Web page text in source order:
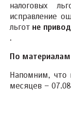
налоговых
исправление
льгот не
.
По
Напомним, что
месяцев –